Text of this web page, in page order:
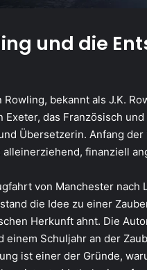
und die
Rowling, bekannt als J.K.
Exeter, das Französisch
Übersetzerin. Anfang
alleinerziehend, finanziell
von Manchester nach
die Idee zu einer
Herkunft ahnt. Die
einem Schuljahr an der
ist einer der Gründe,